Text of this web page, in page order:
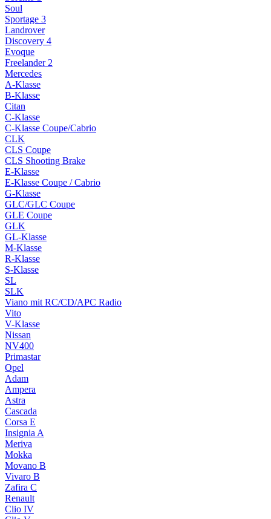
Soul
Sportage 3
Landrover
Discovery 4
Evoque
Freelander 2
Mercedes
A-Klasse
B-Klasse
Citan
C-Klasse
C-Klasse Coupe/Cabrio
CLK
CLS Coupe
CLS Shooting Brake
E-Klasse
E-Klasse Coupe / Cabrio
G-Klasse
GLC/GLC Coupe
GLE Coupe
GLK
GL-Klasse
M-Klasse
R-Klasse
S-Klasse
SL
SLK
Viano mit RC/CD/APC Radio
Vito
V-Klasse
Nissan
NV400
Primastar
Opel
Adam
Ampera
Astra
Cascada
Corsa E
Insignia A
Meriva
Mokka
Movano B
Vivaro B
Zafira C
Renault
Clio IV